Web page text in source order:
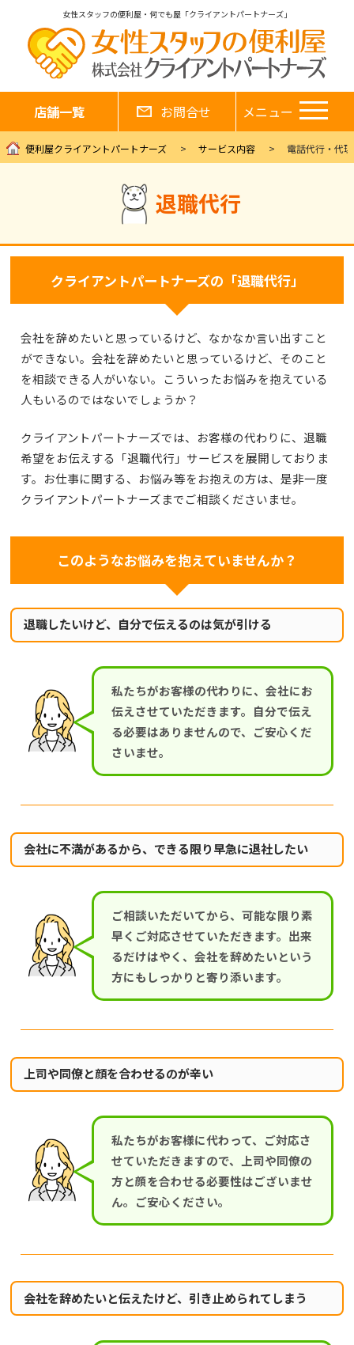
女性スタッフの便利屋・何でも屋「クライアントパートナーズ」
店舗一覧 お問合せ メニュー
便利屋クライアントパートナーズ サービス内容 電話代行・代
退職代行
クライアントパートナーズの「退職代行」
会社を辞めたいと思っているけど、なかなか言い出すこと
ができない。会社を辞めたいと思っているけど、そのこと
を相談できる人がいない。こういったお悩みを抱えている
人もいるのではないでしょうか？
クライアントパートナーズでは、お客様の代わりに、退職
希望をお伝えする「退職代行」サービスを展開しておりま
す。お仕事に関する、お悩み等をお抱えの方は、是非一度
クライアントパートナーズまでご相談くださいませ。
このようなお悩みを抱えていませんか？
退職したいけど、自分で伝えるのは気が引ける
私たちがお客様の代わりに、会社にお
伝えさせていただきます。自分で伝え
る必要はありませんので、ご安心くだ
さいませ。
会社に不満があるから、できる限り早急に退社したい
ご相談いただいてから、可能な限り素
早くご対応させていただきます。出来
るだけはやく、会社を辞めたいという
方にもしっかりと寄り添います。
上司や同僚と顔を合わせるのが辛い
私たちがお客様に代わって、ご対応さ
せていただきますので、上司や同僚の
方と顔を合わせる必要性はございませ
ん。ご安心ください。
会社を辞めたいと伝えたけど、引き止められてしまう